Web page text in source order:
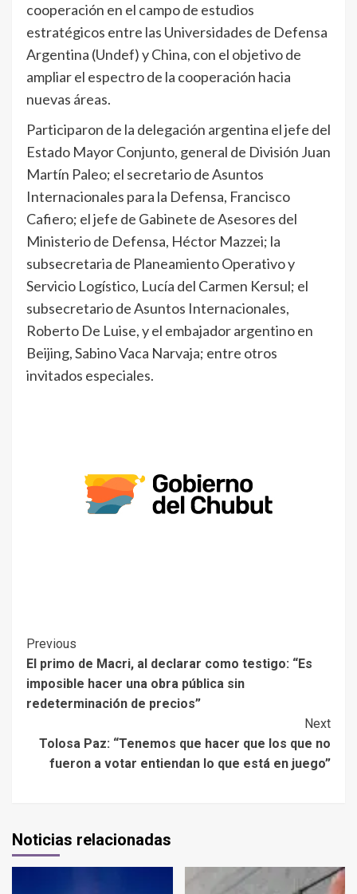
cooperación en el campo de estudios
estratégicos entre las Universidades de Defensa
Argentina (Undef) y China, con el objetivo de
ampliar el espectro de la cooperación hacia
nuevas áreas.
Participaron de la delegación argentina el jefe del
Estado Mayor Conjunto, general de División Juan
Martín Paleo; el secretario de Asuntos
Internacionales para la Defensa, Francisco
Cafiero; el jefe de Gabinete de Asesores del
Ministerio de Defensa, Héctor Mazzei; la
subsecretaria de Planeamiento Operativo y
Servicio Logístico, Lucía del Carmen Kersul; el
subsecretario de Asuntos Internacionales,
Roberto De Luise, y el embajador argentino en
Beijing, Sabino Vaca Narvaja; entre otros
invitados especiales.
Previous
El primo de Macri, al declarar como testigo: “Es
imposible hacer una obra pública sin
redeterminación de precios”
Next
Tolosa Paz: “Tenemos que hacer que los que no
fueron a votar entiendan lo que está en juego”
Noticias relacionadas